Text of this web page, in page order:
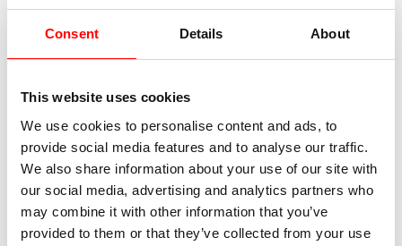
Consent Details About
This website uses cookies
We use cookies to personalise content and ads, to
provide social media features and to analyse our traffic.
We also share information about your use of our site with
our social media, advertising and analytics partners who
may combine it with other information that you’ve
provided to them or that they’ve collected from your use
04 augustus 2026
Specifieke modellen bedrijfsvoertuigen worden vaker
gestolen busjes terug?
Lees verder
01 juli 2026